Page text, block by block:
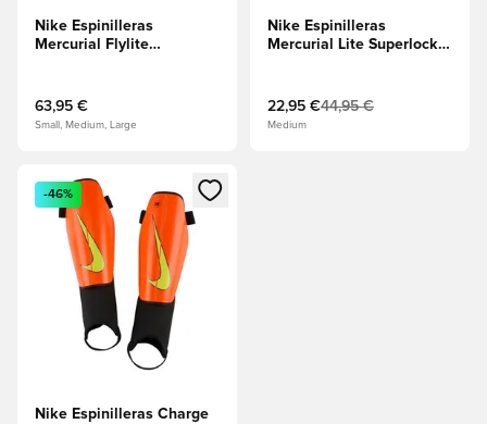
Nike Espinilleras
Mercurial Flylite
63,95 €
Small, Medium, Large
Nike Espinilleras
Mercurial Lite Superlock
22,95 €44,95 €
Medium
Abre un modal para iniciar sesión o registrarse como
-46%
Nike Espinilleras Charge